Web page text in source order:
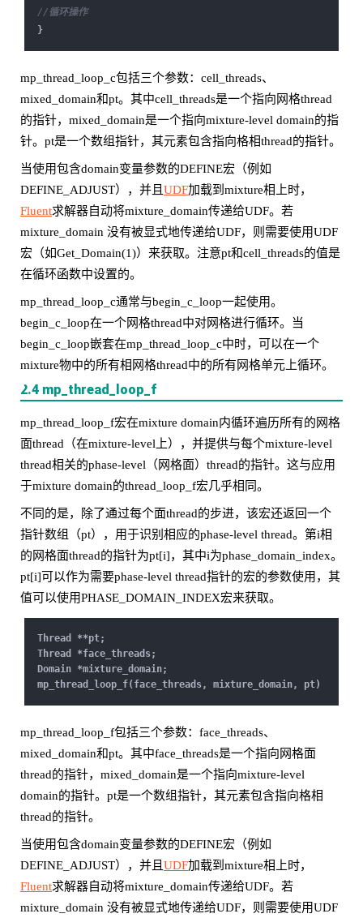
//循环操作
}
mp_thread_loop_c包括三个参数：cell_threads、
mixed_domain和pt。其中cell_threads是一个指向网格thread
的指针，mixed_domain是一个指向mixture-level domain的指
针。pt是一个数组指针，其元素包含指向格相thread的指针。
当使用包含domain变量参数的DEFINE宏（例如
DEFINE_ADJUST），并且 UDF加载到mixture相上时，
Fluent求解器自动将mixture_domain传递给UDF。若
mixture_domain 没有被显式地传递给UDF，则需要使用UDF
宏（如Get_Domain(1)）来获取。注意pt和cell_threads的值是
在循环函数中设置的。
mp_thread_loop_c通常与begin_c_loop一起使用。
begin_c_loop在一个网格thread中对网格进行循环。当
begin_c_loop嵌套在mp_thread_loop_c中时，可以在一个
mixture物中的所有相网格thread中的所有网格单元上循环。
2.4 mp_thread_loop_f
mp_thread_loop_f宏在mixture domain内循环遍历所有的网格
面thread（在mixture-level上），并提供与每个mixture-level
thread相关的phase-level（网格面）thread的指针。这与应用
于mixture domain的thread_loop_f宏几乎相同。
不同的是，除了通过每个面thread的步进，该宏还返回一个
指针数组（pt），用于识别相应的phase-level thread。第i相
的网格面thread的指针为pt[i]，其中i为phase_domain_index。
pt[i]可以作为需要phase-level thread指针的宏的参数使用，其
值可以使用PHASE_DOMAIN_INDEX宏来获取。
Thread **pt;
Thread *face_threads;
Domain *mixture_domain;
mp_thread_loop_f(face_threads, mixture_domain, pt)
mp_thread_loop_f包括三个参数：face_threads、
mixed_domain和pt。其中face_threads是一个指向网格面
thread的指针，mixed_domain是一个指向mixture-level
domain的指针。pt是一个数组指针，其元素包含指向格相
thread的指针。
当使用包含domain变量参数的DEFINE宏（例如
DEFINE_ADJUST），并且 UDF加载到mixture相上时，
Fluent求解器自动将mixture_domain传递给UDF。若
mixture_domain 没有被显式地传递给UDF，则需要使用UDF